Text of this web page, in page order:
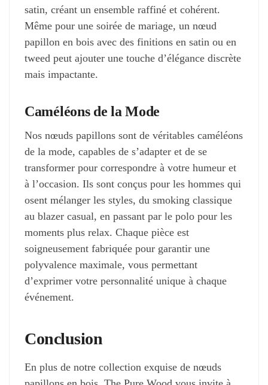
satin, créant un ensemble raffiné et cohérent.
Même pour une soirée de mariage, un nœud
papillon en bois avec des finitions en satin ou en
tweed peut ajouter une touche d’élégance discrète
mais impactante.
Caméléons de la Mode
Nos nœuds papillons sont de véritables caméléons
de la mode, capables de s’adapter et de se
transformer pour correspondre à votre humeur et
à l’occasion. Ils sont conçus pour les hommes qui
osent mélanger les styles, du smoking classique
au blazer casual, en passant par le polo pour les
moments plus relax. Chaque pièce est
soigneusement fabriquée pour garantir une
polyvalence maximale, vous permettant
d’exprimer votre personnalité unique à chaque
événement.
Conclusion
En plus de notre collection exquise de nœuds